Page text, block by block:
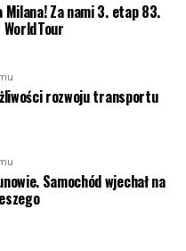
Za nami 3. etap 83.
WorldTour
rozwoju transportu
Samochód wjechał na